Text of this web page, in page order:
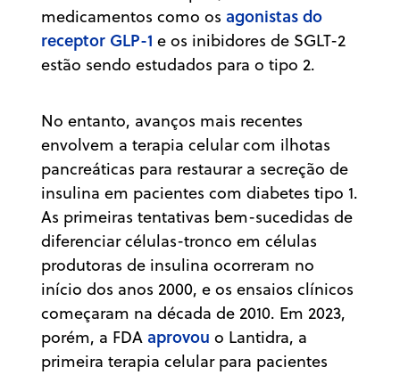
medicamentos como os agonistas do
receptor GLP-1 e os inibidores de SGLT-2
estão sendo estudados para o tipo 2.
No entanto, avanços mais recentes
envolvem a terapia celular com ilhotas
pancreáticas para restaurar a secreção de
insulina em pacientes com diabetes tipo 1.
As primeiras tentativas bem-sucedidas de
diferenciar células-tronco em células
produtoras de insulina ocorreram no
início dos anos 2000, e os ensaios clínicos
começaram na década de 2010. Em 2023,
porém, a FDA aprovou o Lantidra, a
primeira terapia celular para pacientes